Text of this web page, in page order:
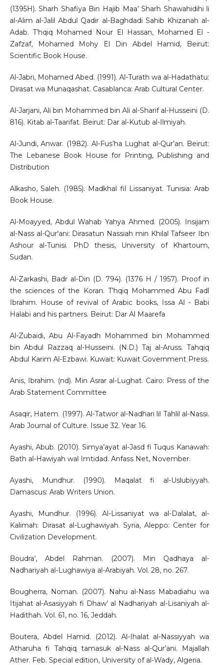
(1395H). Sharh Shafiya Bin Hajib Maa’ Sharh Shawahidihi li
al-Alim al-Jalil Abdul Qadir al-Baghdadi Sahib Khizanah al-
Adab. T’hqiq Mohamed Nour El Hassan, Mohamed El -
Zafzaf, Mohamed Mohy El Din Abdel Hamid, Beirut:
Scientific Book House.
Al-Jabri, Mohamed Abed. (1991). Al-Turath wa al-Hadathatu:
Dirasat wa Munaqashat. Casablanca: Arab Cultural Center.
Al-Jarjani, Ali bin Mohammed bin Ali al-Sharif al-Husseini (D.
816). Kitab al-Taarifat. Beirut: Dar al-Kutub al-Ilmiyah.
Al-Jundi, Anwar. (1982). Al-Fus’ha Lughat al-Qur’an. Beirut:
The Lebanese Book House for Printing, Publishing and
Distribution
Alkasho, Saleh. (1985). Madkhal fil Lissaniyat. Tunisia: Arab
Book House.
Al-Moayyed, Abdul Wahab Yahya Ahmed. (2005). Insijam
al-Nass al-Qur'ani: Dirasatun Nassiah min Khilal Tafseer Ibn
Ashour al-Tunisi. PhD thesis, University of Khartoum,
Sudan.
Al-Zarkashi, Badr al-Din (D. 794). (1376 H / 1957). Proof in
the sciences of the Koran. T’hqiq Mohammed Abu Fadl
Ibrahim. House of revival of Arabic books, Issa Al - Babi
Halabi and his partners. Beirut: Dar Al Maarefa
Al-Zubaidi, Abu Al-Fayadh Mohammed bin Mohammed
bin Abdul Razzaq al-Husseini. (N.D.) Taj al-Aruss. Tahqiq
Abdul Karim Al-Ezbawi. Kuwait: Kuwait Government Press.
Anis, Ibrahim. (nd). Min Asrar al-Lughat. Cairo: Press of the
Arab Statement Committee
Asaqir, Hatem. (1997). Al-Tatwor al-Nadhari lil Tahlil al-Nassi.
Arab Journal of Culture. Issue 32. Year 16.
Ayashi, Abub. (2010). Simya’ayat al-Jasd fi Tuqus Kanawah:
Bath al-Hawiyah wal Imtidad. Anfass Net, November.
Ayashi, Mundhur. (1990). Maqalat fi al-Uslubiyyah.
Damascus: Arab Writers Union.
Ayashi, Mundhur. (1996). Al-Lissaniyat wa al-Dalalat, al-
Kalimah: Dirasat al-Lughawiyah. Syria, Aleppo: Center for
Civilization Development.
Boudra’, Abdel Rahman. (2007). Min Qadhaya al-
Nadhariyah al-Lughawiya al-Arabiyah. Vol. 28, no. 267.
Bougherra, Noman. (2007). Nahu al-Nass Mabadiahu wa
Itijahat al-Asasiyyah fi Dhaw’ al Nadhariyah al-Lisaniyah al-
Hadithah. Vol. 61, no. 16, Jeddah.
Boutera, Abdel Hamid. (2012). Al-Ihalat al-Nassiyyah wa
Atharuha fi Tahqiq tamasuk al-Nass al-Qur’ani. Majallah
Ather. Feb. Special edition, University of al-Wady, Algeria.